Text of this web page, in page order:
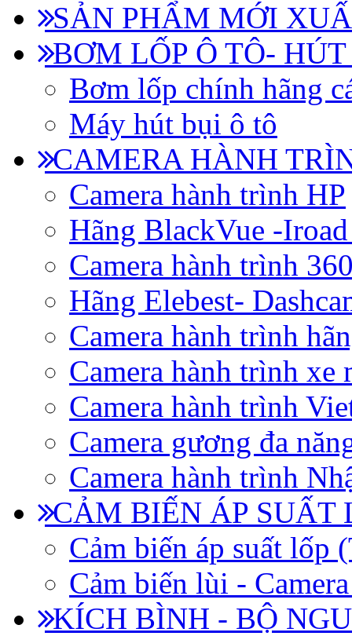
SẢN PHẨM MỚI
BƠM LỐP Ô TÔ-
Bơm lốp chính hãng
Máy hút bụi ô tô
CAMERA HÀNH
Camera hành trình HP
Hãng BlackVue -
Camera hành trình
Hãng Elebest-
Camera hành trình
Camera hành trình xe
Camera hành trình
Camera gương đa
Camera hành trình
CẢM BIẾN ÁP SUẤT
Cảm biến áp suất lốp
Cảm biến lùi -
KÍCH BÌNH - BỘ